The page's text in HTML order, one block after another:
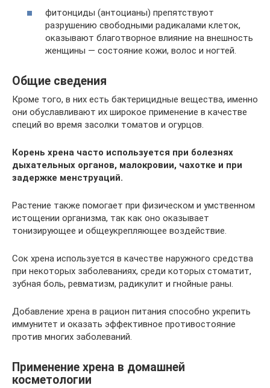
фитонциды (антоцианы) препятствуют
разрушению свободными радикалами клеток,
оказывают благотворное влияние на внешность
женщины — состояние кожи, волос и ногтей.
Общие сведения
Кроме того, в них есть бактерицидные вещества, именно
они обуславливают их широкое применение в качестве
специй во время засолки томатов и огурцов.
Корень хрена часто используется при болезнях
дыхательных органов, малокровии, чахотке и при
задержке менструаций.
Растение также помогает при физическом и умственном
истощении организма, так как оно оказывает
тонизирующее и общеукрепляющее воздействие.
Сок хрена используется в качестве наружного средства
при некоторых заболеваниях, среди которых стоматит,
зубная боль, ревматизм, радикулит и гнойные раны.
Добавление хрена в рацион питания способно укрепить
иммунитет и оказать эффективное противостояние
против многих заболеваний.
Применение хрена в домашней
косметологии